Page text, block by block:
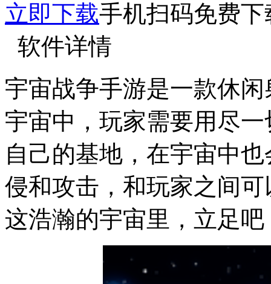
立即下载手机扫码免费下
软件详情
宇宙战争手游是一款休
宇宙中，玩家需要用尽
自己的基地，在宇宙中
侵和攻击，和玩家之间
这浩瀚的宇宙里，立足吧